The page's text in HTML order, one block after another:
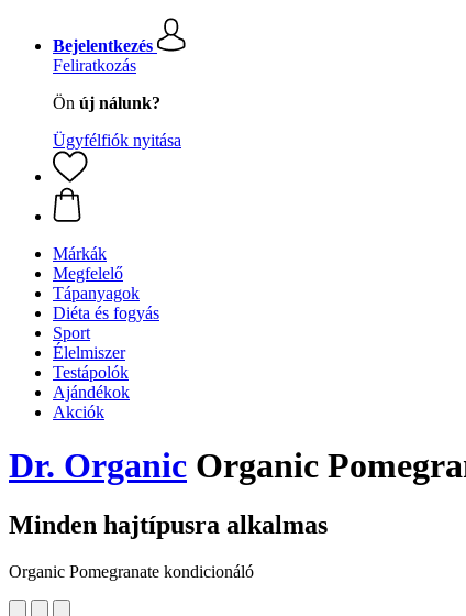
Bejelentkezés
Feliratkozás
Ön új nálunk?
Ügyfélfiók nyitása
Márkák
Megfelelő
Tápanyagok
Diéta és fogyás
Sport
Élelmiszer
Testápolók
Ajándékok
Akciók
Dr. Organic Organic
Minden hajtípusra alkalmas
Organic Pomegranate kondicionáló